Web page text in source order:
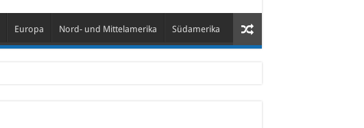
Europa Nord- und Mittelamerika Südamerika